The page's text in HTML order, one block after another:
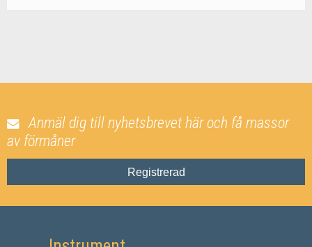
Anmäl dig till nyhetsbrevet här och få massor
av förmåner
Registrerad